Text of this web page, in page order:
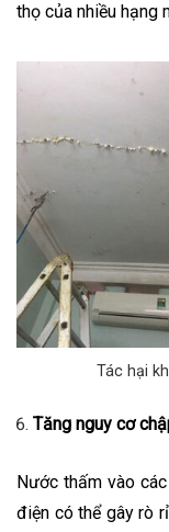
thọ của nhiều hạng
Tác hại
Tăng nguy cơ
Nước thấm vào
điện có thể gây rò